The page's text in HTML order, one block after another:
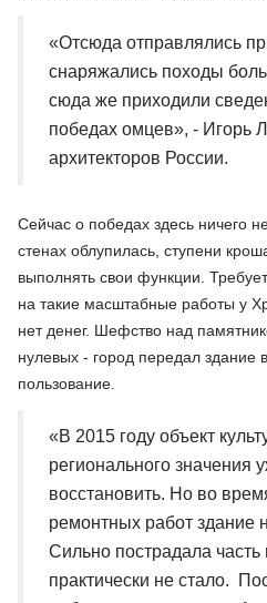
«Отсюда отправлялись
снаряжались походы
сюда же приходили
победах омцев», - Игорь
архитекторов России.
Сейчас о победах здесь ничего
стенах облупилась, ступени
выполнять свои функции.
на такие масштабные работы у
нет денег. Шефство над
нулевых - город передал здание
пользование.
«В 2015 году объект
регионального значения
восстановить. Но во
ремонтных работ здание
Сильно пострадала
практически не стало.